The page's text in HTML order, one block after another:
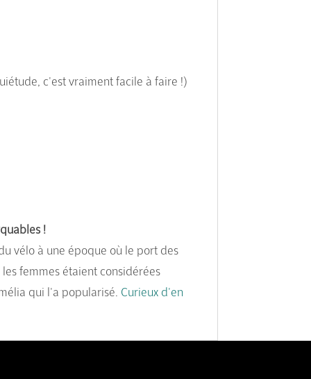
c'est vraiment facile à faire !)
!
vélo à une époque où le port des
femmes étaient considérées
qui l'a popularisé. Curieux d'en